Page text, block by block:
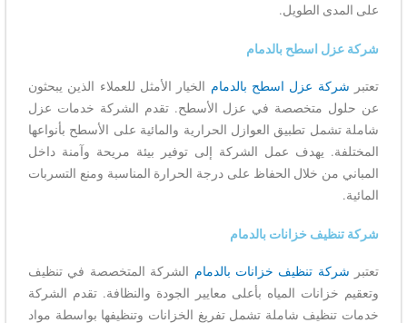
على المدى الطويل.
شركة عزل اسطح بالدمام
تعتبر شركة عزل اسطح بالدمام الخيار الأمثل للعملاء الذين يبحثون
عن حلول متخصصة في عزل الأسطح. تقدم الشركة خدمات عزل
شاملة تشمل تطبيق العوازل الحرارية والمائية على الأسطح بأنواعها
المختلفة. يهدف عمل الشركة إلى توفير بيئة مريحة وآمنة داخل
المباني من خلال الحفاظ على درجة الحرارة المناسبة ومنع التسربات
المائية.
شركة تنظيف خزانات بالدمام
تعتبر شركة تنظيف خزانات بالدمام الشركة المتخصصة في تنظيف
وتعقيم خزانات المياه بأعلى معايير الجودة والنظافة. تقدم الشركة
خدمات تنظيف شاملة تشمل تفريغ الخزانات وتنظيفها بواسطة مواد